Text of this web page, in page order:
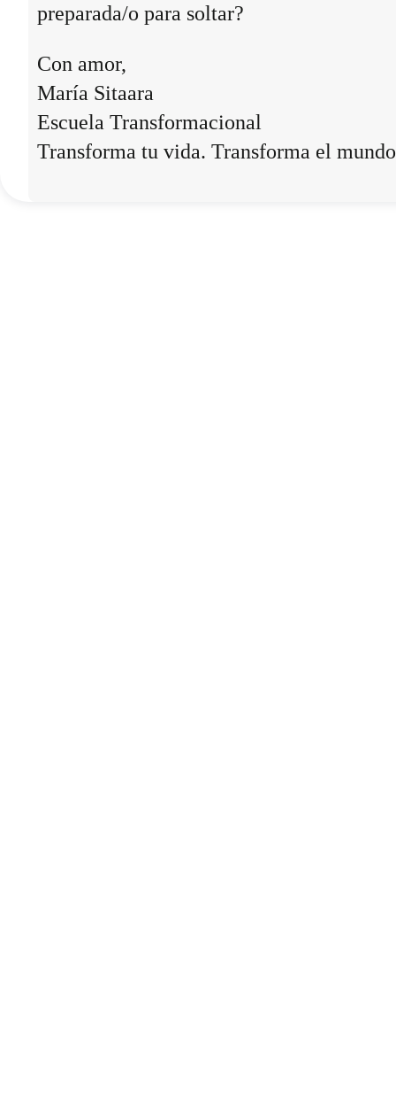
preparada/o para soltar?
Con amor,
María Sitaara
Escuela Transformacional
Transforma tu vida. Transforma el